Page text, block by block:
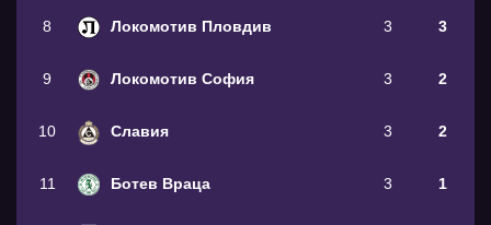
8 Локомотив Пловдив 3 3
9 Локомотив София 3 2
10 Славия 3 2
11 Ботев Враца 3 1